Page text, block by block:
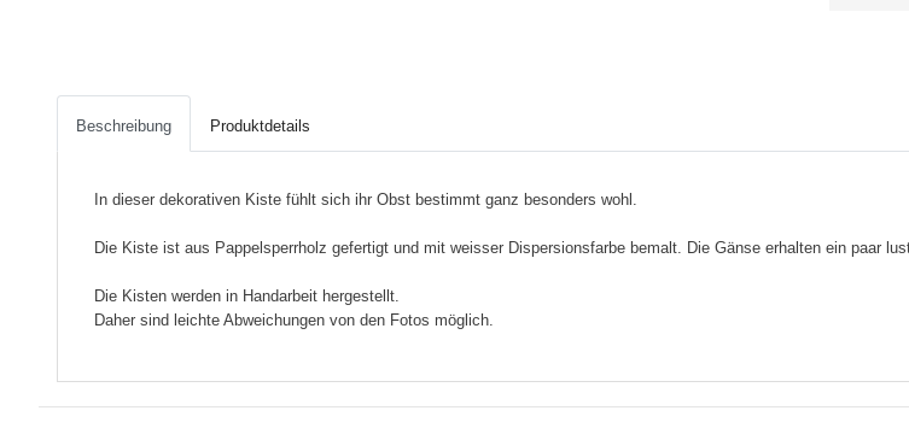
Beschreibung Produktdetails
In dieser dekorativen Kiste fühlt sich ihr Obst bestimmt ganz besonders wohl.
Die Kiste ist aus Pappelsperrholz gefertigt und mit weisser Dispersionsfarbe bemalt. Die Gänse erhalten ein paar
Die Kisten werden in Handarbeit hergestellt.
Daher sind leichte Abweichungen von den Fotos möglich.